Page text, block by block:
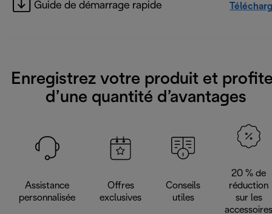
Guide de démarrage rapide
Enregistrez votre produit et
d’une quantité d’avantages
Assistance
personnalisée
Offres
exclusives
Conseils
utiles
20 % de
réduction
sur les
accessoires